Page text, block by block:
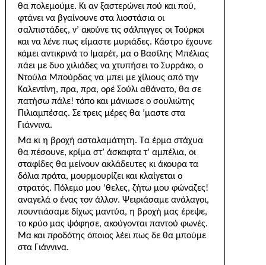
θα πολεμούμε. Κι αν ξαστερώνει πού και πού,
φτάνει να βγαίνουνε στα λιοστάσια οι
σαλπιστάδες, ν’ ακούνε τις σάλπιγγες οι Τούρκοι
και να λένε πως είμαστε μυριάδες. Κάστρο έχουνε
κάμει αντικρινά το Ιμαρέτ, μα ο Βασίλης Μπέλιας
πάει με δυο χιλιάδες να χτυπήσει το Συρράκο, ο
Ντούλα Μπούρδας να μπει με χίλιους από την
Καλεντίνη, πρα, πρα, ορέ Σούλι αθάνατο, θα σε
πατήσω πάλε! τόπο και μάνιωσε ο σουλιώτης
Πιλιαμπέσας. Σε τρεις μέρες θα ’μαστε στα
Γιάννινα.
Μα κι η βροχή ασταλαμάτητη. Τα έρμα στάχυα
θα πέσουνε, κρίμα στ’ άσκαφτα τ’ αμπέλια, οι
σταφίδες θα μείνουν ακλάδευτες κι άκουρα τα
δόλια πράτα, μουρμουρίζει και κλαίγεται ο
στρατός. Πόλεμο μου ’θελες, ζήτω μου φώναζες!
αναγελά ο ένας τον άλλον. Ψειριάσαμε ανάλαγοι,
πουντιάσαμε δίχως μαντύα, η βροχή μας έρεψε,
το κρύο μας ψόφησε, ακούγονται παν­τού φωνές.
Μα και προδότης όποιος λέει πως δε θα μπούμε
στα Γιάννινα.